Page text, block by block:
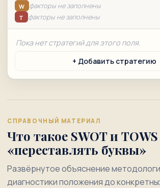
W факторы не заполнены
T факторы не заполнены
Пока нет стратегий для этого поля.
+ Добавить стратегию
СПРАВОЧНЫЙ МАТЕРИАЛ
Что такое SWOT и
«переставлять буквы»
Развёрнутое объяснение
диагностики положения до